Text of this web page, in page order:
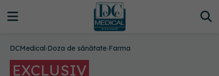
DCMedical›Doza de sănătate›Farma
EXCLUSIV